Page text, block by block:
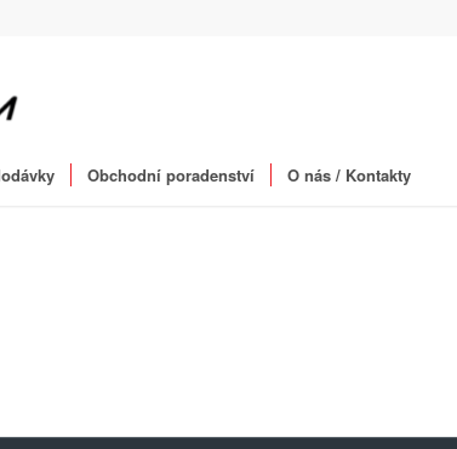
Obchodní poradenství O nás / Kontakty